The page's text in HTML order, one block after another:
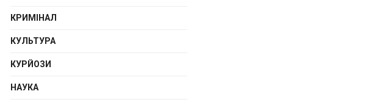
КРИМІНАЛ
КУЛЬТУРА
КУРЙОЗИ
НАУКА